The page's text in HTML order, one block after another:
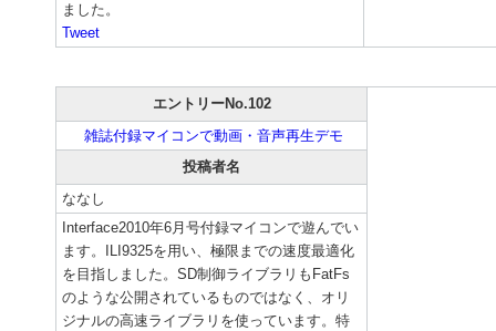
ました。
Tweet
エントリーNo.102
雑誌付録マイコンで動画・音声再生デモ
投稿者名
ななし
Interface2010年6月号付録マイコンで遊んでい
ます。ILI9325を用い、極限までの速度最適化
を目指しました。SD制御ライブラリもFatFs
のような公開されているものではなく、オリ
ジナルの高速ライブラリを使っています。特